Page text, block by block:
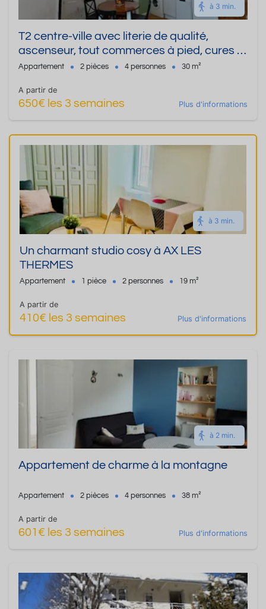
à 3 min.
T2 centre-ville avec literie de qualité,
ascenseur, tout commerces à pied, cures à
200m
Appartement 2 pièces 4 personnes 30 m²
A partir de
650€ les 3 semaines Plus d'informations
à 3 min.
Un charmant studio cosy à AX LES
THERMES
Appartement 1 pièce 2 personnes 19 m²
A partir de
410€ les 3 semaines Plus d'informations
à 2 min.
Appartement de charme à la montagne
Appartement 2 pièces 4 personnes 38 m²
A partir de
601€ les 3 semaines Plus d'informations